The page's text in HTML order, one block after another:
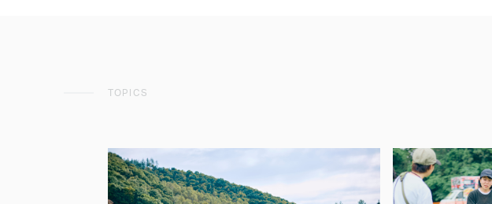
TOPICS